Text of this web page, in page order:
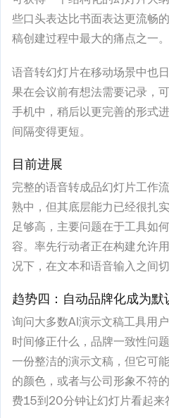
些口头表达比书面表达更流畅
稿创建过程中最大的痛点之一。
语音转幻灯片在移动场景中也
果在会议前有想法需要记录，
手机中，稍后以更完善的形式
间隔变得更短。
目前进展
完整的语音转成品幻灯片工作
熟中，但其底层能力已经很扎
足够高，主要问题在于工具如
容。率先行动者正在构建允许
况下，在文本和语音输入之间切
趋势四：自动品牌化成为
询问大多数AI演示文稿工具用
时间修正什么，品牌一致性问
一份整洁的演示文稿，但它可
的颜色，或者与公司形象不符
费15到20分钟让幻灯片看起来